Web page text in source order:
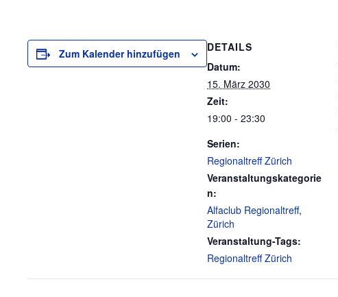
Zum Kalender hinzufügen
DETAILS
Datum:
15. März 2030
Zeit:
19:00 - 23:30
Serien:
Regionaltreff Zürich
Veranstaltungskategorie
n:
Alfaclub Regionaltreff,
Zürich
Veranstaltung-Tags:
Regionaltreff Zürich